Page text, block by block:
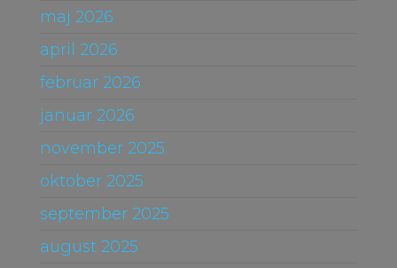
maj 2026
april 2026
februar 2026
januar 2026
november 2025
oktober 2025
september 2025
august 2025